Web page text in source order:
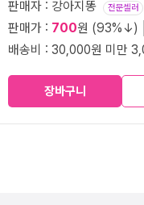
판매자 : 강아지똥 전문셀러
판매가 : 700원 (93%↓)
배송비 : 30,000원 미만
장바구니